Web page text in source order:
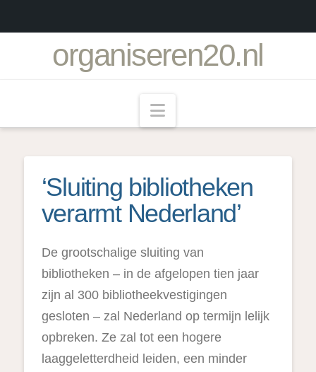
organiseren20.nl
Navigation
‘Sluiting bibliotheken
verarmt Nederland’
De grootschalige sluiting van
bibliotheken – in de afgelopen tien jaar
zijn al 300 bibliotheekvestigingen
gesloten – zal Nederland op termijn lelijk
opbreken. Ze zal tot een hogere
laaggeletterdheid leiden, een minder